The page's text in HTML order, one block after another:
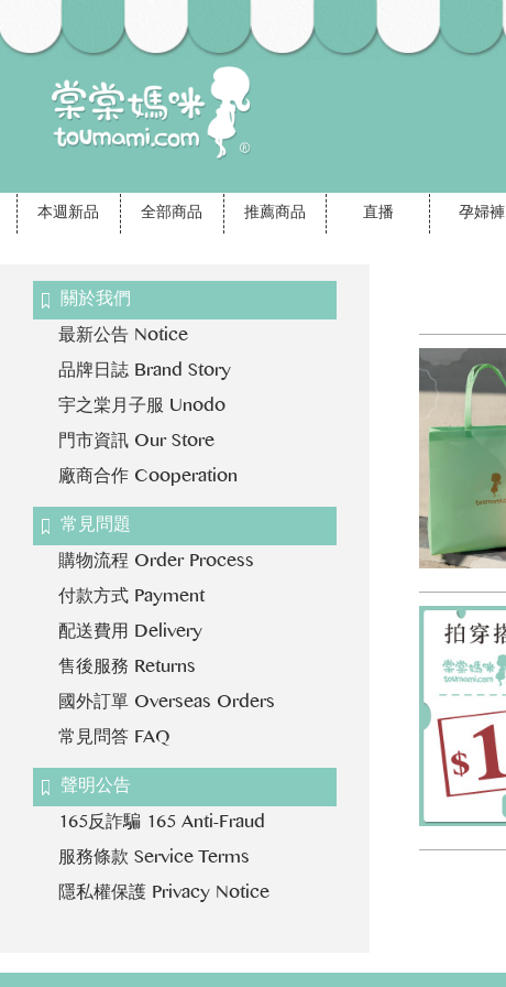
本週新品 全部商品 推薦商品 直播 孕婦褲
關於我們
最新公告 Notice
品牌日誌 Brand Story
宇之棠月子服 Unodo
門市資訊 Our Store
廠商合作 Cooperation
常見問題
購物流程 Order Process
付款方式 Payment
配送費用 Delivery
售後服務 Returns
國外訂單 Overseas Orders
常見問答 FAQ
聲明公告
165反詐騙 165 Anti-Fraud
服務條款 Service Terms
隱私權保護 Privacy Notice